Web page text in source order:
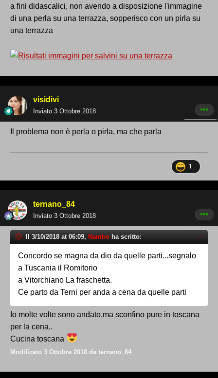
a fini didascalici, non avendo a disposizione l'immagine
di una perla su una terrazza, sopperisco con un pirla su
una terrazza
visidivi
Inviato 3 Ottobre 2018
Il problema non è perla o pirla, ma che parla
1
ternano_84
Inviato 3 Ottobre 2018
Il 3/10/2018 at 06:09, Nambo ha scritto:
Concordo se magna da dio da quelle parti...segnalo
a Tuscania il Romitorio
a Vitorchiano La fraschetta.
Ce parto da Terni per anda a cena da quelle parti
Io molte volte sono andato,ma sconfino pure in toscana
per la cena..
Cucina toscana
Modificato 3 Ottobre 2018 da ternano_84